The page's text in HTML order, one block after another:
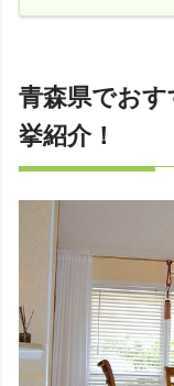
青森県でお
挙紹介！